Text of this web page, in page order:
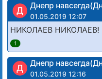
Д Днепр
01.05.2019 12:07
НИКОЛАЕВ НИКОЛАЕВ!
1
Д Днепр
01.05.2019 12:16